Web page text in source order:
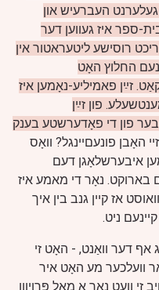
העברעיש און
ספר איז געווען דער
רוסישע ליטעראטור אין
החלוץ האָט
זײַן פאמיליע-נאָמען איז
פון זײַן
פון די פאָדערשטע בענק
זיי האָבן פונעםײנגל? וואָס
איבערשלאָגן דעם
בארוקט. נאָר די מאמע איז
אז קיין גנב בין איך
ניט.
אף דער וואַנט, - האָט זי
וועלכער מע האָט איר
זי וועט נאָך אַ מאָל פּרויוון